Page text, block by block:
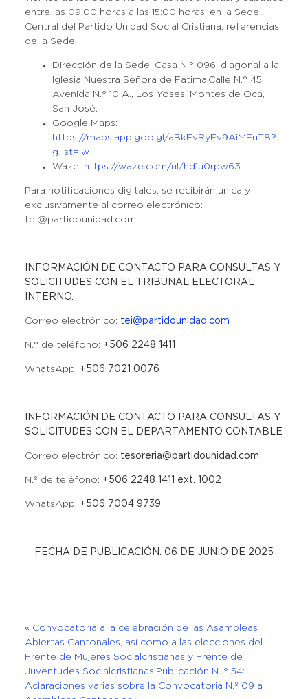
entre las 09:00 horas a las 15:00 horas, en la Sede
Central del Partido Unidad Social Cristiana, referencias
de la Sede:
Dirección de la Sede: Casa N.° 096, diagonal a la
Iglesia Nuestra Señora de Fátima,Calle N.° 45,
Avenida N.° 10 A., Los Yoses, Montes de Oca,
San José:
Google Maps:
https://maps.app.goo.gl/aBkFvRyEv9AiMEuT8?
g_st=iw
Waze: https://waze.com/ul/hd1u0rpw63
Para notificaciones digitales, se recibirán única y
exclusivamente al correo electrónico:
tei@partidounidad.com
INFORMACIÓN DE CONTACTO PARA CONSULTAS Y
SOLICITUDES CON EL TRIBUNAL ELECTORAL
INTERNO.
Correo electrónico: tei@partidounidad.com
N.° de teléfono: +506 2248 1411
WhatsApp: +506 7021 0076
INFORMACIÓN DE CONTACTO PARA CONSULTAS Y
SOLICITUDES CON EL DEPARTAMENTO CONTABLE
Correo electrónico: tesoreria@partidounidad.com
N.º de teléfono: +506 2248 1411 ext. 1002
WhatsApp: +506 7004 9739
FECHA DE PUBLICACIÓN: 06 DE JUNIO DE 2025
« Convocatoria a la celebración de las Asambleas
Abiertas Cantonales, así como a las elecciones del
Frente de Mujeres Socialcristianas y Frente de
Juventudes Socialcristianas. Publicación N. ° 54:
Aclaraciones varias sobre la Convocatoria N.º 09 a